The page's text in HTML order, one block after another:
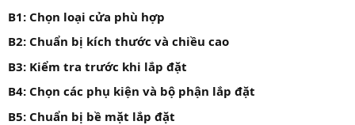
B1: Chọn loại cửa phù hợp
B2: Chuẩn bị kích thước và chiều cao
B3: Kiểm tra trước khi lắp đặt
B4: Chọn các phụ kiện và bộ phận lắp đặt
B5: Chuẩn bị bề mặt lắp đặt